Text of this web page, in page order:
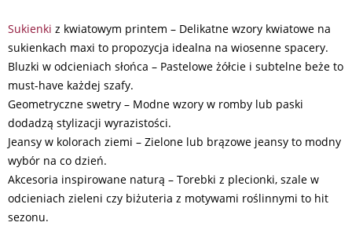
Sukienki z kwiatowym printem – Delikatne wzory kwiatowe na
sukienkach maxi to propozycja idealna na wiosenne spacery.
Bluzki w odcieniach słońca – Pastelowe żółcie i subtelne beże to
must-have każdej szafy.
Geometryczne swetry – Modne wzory w romby lub paski
dodadzą stylizacji wyrazistości.
Jeansy w kolorach ziemi – Zielone lub brązowe jeansy to modny
wybór na co dzień.
Akcesoria inspirowane naturą – Torebki z plecionki, szale w
odcieniach zieleni czy biżuteria z motywami roślinnymi to hit
sezonu.